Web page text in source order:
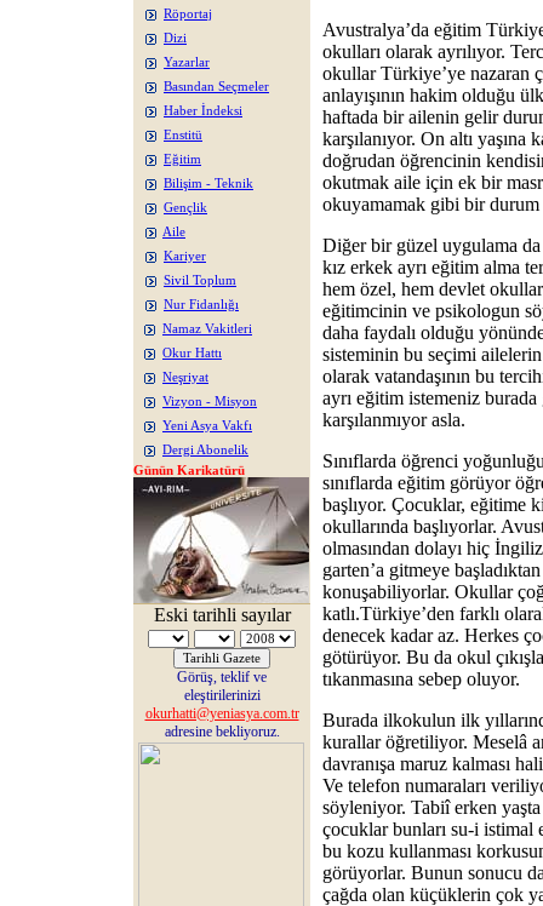
Röportaj
Dizi
Yazarlar
Basından Seçmeler
Haber İndeksi
Enstitü
Eğitim
Bilişim - Teknik
Gençlik
Aile
Kariyer
Sivil Toplum
Nur Fidanlığı
Namaz Vakitleri
Okur Hattı
Neşriyat
Vizyon - Misyon
Yeni Asya Vakfı
Dergi Abonelik
Günün Karikatürü
Eski tarihli sayılar
Görüş, teklif ve
eleştirilerinizi
okurhatti@yeniasya.com.tr
adresine bekliyoruz.
Avustralya’da eğitim
okulları olarak ayrılıyor.
okullar Türkiye’ye nazaran
anlayışının hakim olduğu
haftada bir ailenin gelir
karşılanıyor. On altı yaşına
doğrudan öğrencinin
okutmak aile için ek bir
okuyamamak gibi bir
Diğer bir güzel uygulama
kız erkek ayrı eğitim alma
hem özel, hem devlet
eğitimcinin ve psikologun
daha faydalı olduğu
sisteminin bu seçimi
olarak vatandaşının bu
ayrı eğitim istemeniz
karşılanmıyor asla.
Sınıflarda öğrenci
sınıflarda eğitim görüyor
başlıyor. Çocuklar, eğitime
okullarında başlıyorlar.
olmasından dolayı hiç
garten’a gitmeye
konuşabiliyorlar. Okullar
katlı.Türkiye’den farklı
denecek kadar az. Herkes
götürüyor. Bu da okul
tıkanmasına sebep oluyor.
Burada ilkokulun ilk
kurallar öğretiliyor. Meselâ
davranışa maruz kalması
Ve telefon numaraları
söyleniyor. Tabiî erken
çocuklar bunları su-i istimal
bu kozu kullanması
görüyorlar. Bunun sonucu
çağda olan küçüklerin çok